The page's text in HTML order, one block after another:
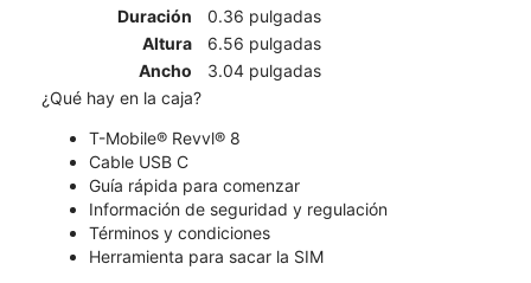
Duración
0.36 pulgadas
Altura
6.56 pulgadas
Ancho
3.04 pulgadas
¿Qué hay en la caja?
T-Mobile® Revvl® 8
Cable USB C
Guía rápida para comenzar
Información de seguridad y regulación
Términos y condiciones
Herramienta para sacar la SIM